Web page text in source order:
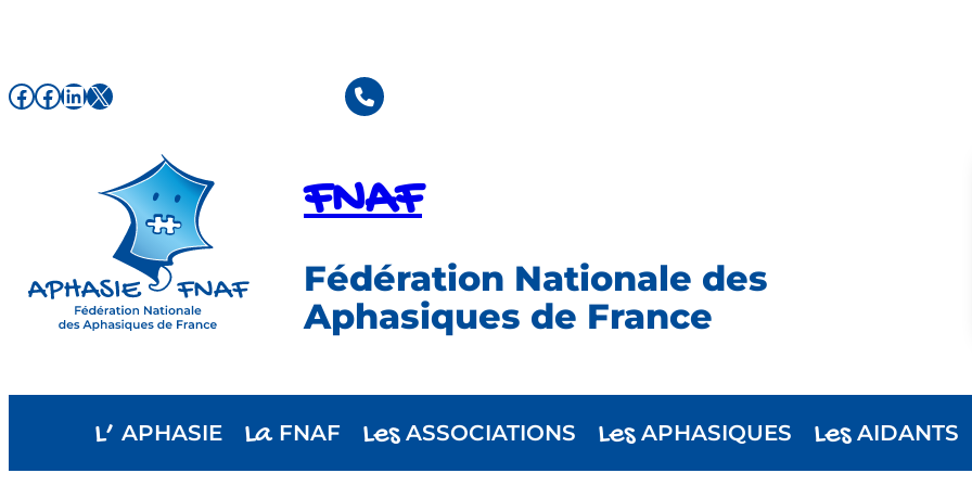
contenu
Facebook de l'association FNAF Facebook de l'association FNAF LinkedIn X
FNAF
Fédération Nationale des
Aphasiques de France
L’ APHASIE LaFNAF LesASSOCIATIONS LesAPHASIQUES LesAIDANTS